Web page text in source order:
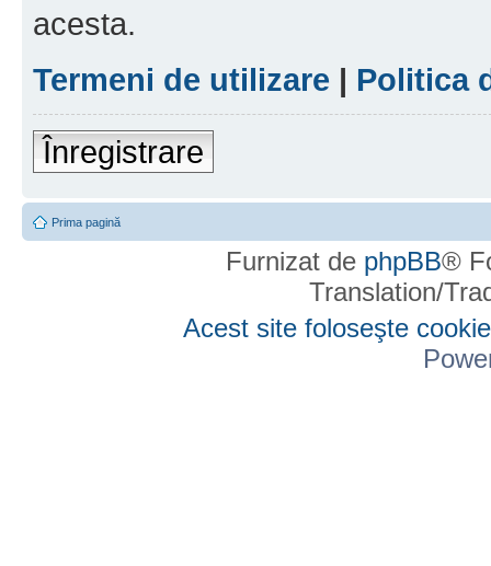
acesta.
Termeni de utilizare | Politica
Înregistrare
Prima pagină
Furnizat de phpBB®
Translation/
Acest site foloseşte